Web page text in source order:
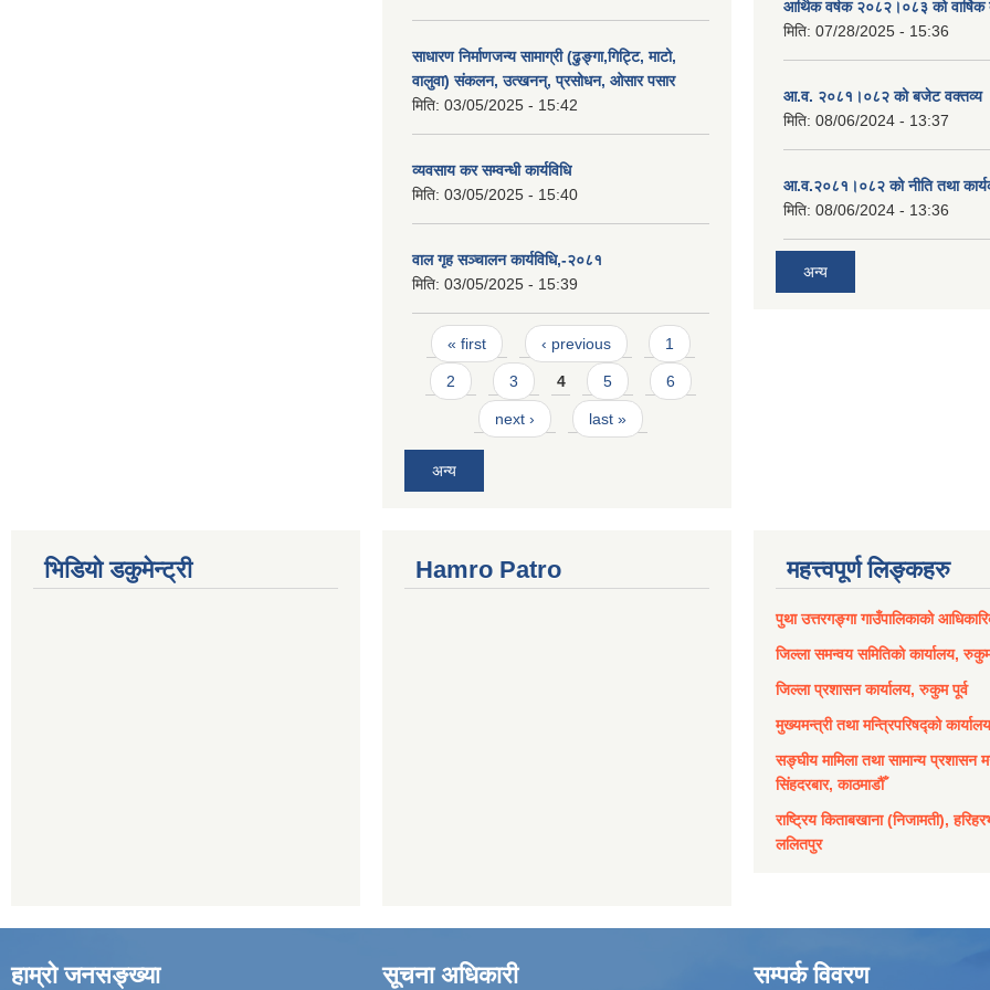
साधारण निर्माणजन्य सामाग्री (ढुङ्गा,गिट्टि, माटो,
वालुवा) संकलन, उत्खनन्, प्रसोधन, ओसार पसार
मिति: 03/05/2025 - 15:42
व्यवसाय कर सम्वन्धी कार्यविधि
मिति: 03/05/2025 - 15:40
वाल गृह सञ्चालन कार्यविधि,-२०८१
मिति: 03/05/2025 - 15:39
Pages
« first ‹ previous 1
2 3 4 5 6
next › last »
अन्य
आर्थिक वर्षक २०८२।०८३ को
मिति: 07/28/2025 - 15:36
आ.व. २०८१।०८२ को बजेट वक्तव्य
मिति: 08/06/2024 - 13:37
आ.व.२०८१।०८२ को नीति तथा
मिति: 08/06/2024 - 13:36
अन्य
भिडियो डकुमेन्ट्री Hamro Patro महत्त्वपूर्ण लिङ्कहरु
पुथा उत्तरगङ्गा गाउँपालिकाको
जिल्ला समन्वय समितिको कार्यालय,
जिल्ला प्रशासन कार्यालय, रुकुम पूर्व
मुख्यमन्त्री तथा मन्त्रिपरिषद्को
सङ्घीय मामिला तथा सामान्य प्रशासन
सिंहदरबार, काठमाडौँ
राष्ट्रिय किताबखाना (निजामती),
ललितपुर
हाम्रो जनसङ्ख्या सूचना अधिकारी सम्पर्क विवरण